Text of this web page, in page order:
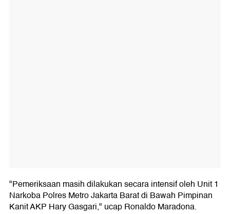
"Pemeriksaan masih dilakukan secara intensif oleh Unit 1
Narkoba Polres Metro Jakarta Barat di Bawah Pimpinan
Kanit AKP Hary Gasgari," ucap Ronaldo Maradona.